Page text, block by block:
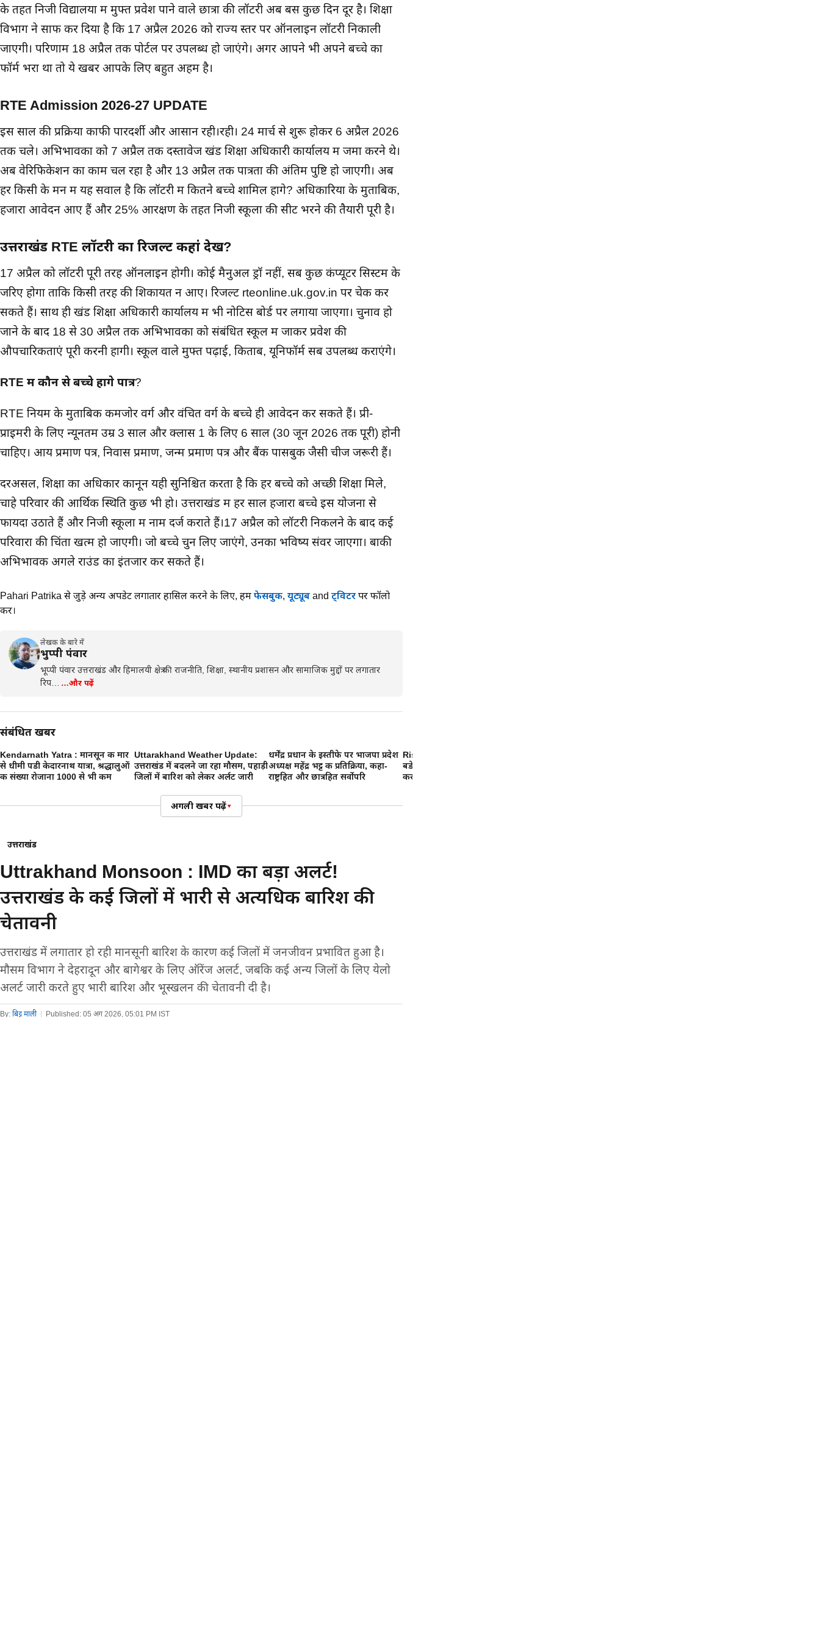
के तहत निजी विद्यालयों में मुफ्त प्रवेश पाने वाले छात्रों की लॉटरी अब बस कुछ दिन दूर है। शिक्षा
विभाग ने साफ कर दिया है कि 17 अप्रैल 2026 को राज्य स्तर पर ऑनलाइन लॉटरी निकाली
जाएगी। परिणाम 18 अप्रैल तक पोर्टल पर उपलब्ध हो जाएंगे। अगर आपने भी अपने बच्चे का
फॉर्म भरा था तो ये खबर आपके लिए बहुत अहम है।
RTE Admission 2026-27 UPDATE
इस साल की प्रक्रिया काफी पारदर्शी और आसान रही।रही। 24 मार्च से शुरू होकर 6 अप्रैल 2026
तक चले। अभिभावकों को 7 अप्रैल तक दस्तावेज खंड शिक्षा अधिकारी कार्यालय में जमा करने थे।
अब वेरिफिकेशन का काम चल रहा है और 13 अप्रैल तक पात्रता की अंतिम पुष्टि हो जाएगी। अब
हर किसी के मन में यह सवाल है कि लॉटरी में कितने बच्चे शामिल होंगे? अधिकारियों के मुताबिक,
हजारों आवेदन आए हैं और 25% आरक्षण के तहत निजी स्कूलों की सीटें भरने की तैयारी पूरी है।
उत्तराखंड RTE लॉटरी का रिजल्ट कहां देखें?
17 अप्रैल को लॉटरी पूरी तरह ऑनलाइन होगी। कोई मैनुअल ड्रॉ नहीं, सब कुछ कंप्यूटर सिस्टम के
जरिए होगा ताकि किसी तरह की शिकायत न आए। रिजल्ट rteonline.uk.gov.in पर चेक कर
सकते हैं। साथ ही खंड शिक्षा अधिकारी कार्यालय में भी नोटिस बोर्ड पर लगाया जाएगा। चुनाव हो
जाने के बाद 18 से 30 अप्रैल तक अभिभावकों को संबंधित स्कूल में जाकर प्रवेश की
औपचारिकताएं पूरी करनी होंगी। स्कूल वाले मुफ्त पढ़ाई, किताबें, यूनिफॉर्म सब उपलब्ध कराएंगे।
RTE में कौन से बच्चे होंगे पात्र?
RTE नियम के मुताबिक कमजोर वर्ग और वंचित वर्ग के बच्चे ही आवेदन कर सकते हैं। प्री-
प्राइमरी के लिए न्यूनतम उम्र 3 साल और क्लास 1 के लिए 6 साल (30 जून 2026 तक पूरी) होनी
चाहिए। आय प्रमाण पत्र, निवास प्रमाण, जन्म प्रमाण पत्र और बैंक पासबुक जैसी चीजें जरूरी हैं।
दरअसल, शिक्षा का अधिकार कानून यही सुनिश्चित करता है कि हर बच्चे को अच्छी शिक्षा मिले,
चाहे परिवार की आर्थिक स्थिति कुछ भी हो। उत्तराखंड में हर साल हजारों बच्चे इस योजना से
फायदा उठाते हैं और निजी स्कूलों में नाम दर्ज कराते हैं।17 अप्रैल को लॉटरी निकलने के बाद कई
परिवारों की चिंता खत्म हो जाएगी। जो बच्चे चुन लिए जाएंगे, उनका भविष्य संवर जाएगा। बाकी
अभिभावक अगले राउंड का इंतजार कर सकते हैं।
Pahari Patrika से जुड़े अन्य अपडेट लगातार हासिल करने के लिए, हमें फेसबुक, यूट्यूब and ट्विटर पर फॉलो
करें।
लेखक के बारे में
भुप्पी पंवार
भूप्पी पंवार उत्तराखंड और हिमालयी क्षेत्र की राजनीति, शिक्षा, स्थानीय प्रशासन और सामाजिक मुद्दों पर लगातार
रिप…
…और पढ़ें
संबंधित खबरें
Kendarnath Yatra : मानसून की मार
से धीमी पडी केदारनाथ यात्रा, श्रद्धालुओं
की संख्या रोजाना 1000 से भी कम
Uttarakhand Weather Update:
उत्तराखंड में बदलने जा रहा मौसम, पहाड़ी
जिलों में बारिश को लेकर अर्लट जारी
धर्मेंद्र प्रधान के इस्तीफे पर भाजपा प्रदेश
अध्यक्ष महेंद्र भट्ट की प्रतिक्रिया, कहा-
राष्ट्रहित और छात्रहित सर्वोपरि
Rishabh Pant : उत्तराखंड के सबसे
बडे टेक्सपेयर बने ऋषभ पंत, 23.84
करोड रुपए का भरा टैक्स
अगली खबर पढ़ें▾
उत्तराखंड
Uttrakhand Monsoon : IMD का बड़ा अलर्ट!
उत्तराखंड के कई जिलों में भारी से अत्यधिक बारिश की
चेतावनी
उत्तराखंड में लगातार हो रही मानसूनी बारिश के कारण कई जिलों में जनजीवन प्रभावित हुआ है।
मौसम विभाग ने देहरादून और बागेश्वर के लिए ऑरेंज अलर्ट, जबकि कई अन्य जिलों के लिए येलो
अलर्ट जारी करते हुए भारी बारिश और भूस्खलन की चेतावनी दी है।
By: बिट्टू माली Published: 05 अग 2026, 05:01 PM IST